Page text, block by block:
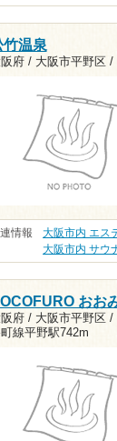
竹温泉
府 / 大阪市平野区 /
情報 大阪市内 エス
大阪市内 サウ
おお
府 / 大阪市平野区 /
線平野駅742m